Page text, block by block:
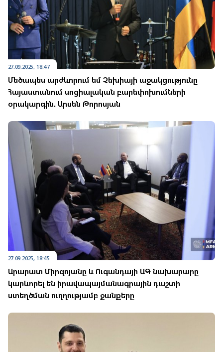
27.09.2025, 18:47
Մեծապես արժևորում եմ Չեխիայի աջակցությունը
Հայաստանում սոցիալական բարեփոխումների
օրակարգին. Արսեն Թորոսյան
27.09.2025, 18:45
Արարատ Միրզոյանը և Ուգանդայի ԱԳ նախարարը
կարևորել են իրավապայմանագրային դաշտի
ստեղծման ուղղությամբ ջանքերը